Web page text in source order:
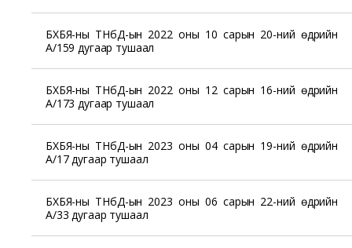
БХБЯ-ны ТНбД-ын 2022 оны 10 сарын 20-ний өдрийн
А/159 дугаар тушаал
БХБЯ-ны ТНбД-ын 2022 оны 12 сарын 16-ний өдрийн
А/173 дугаар тушаал
БХБЯ-ны ТНбД-ын 2023 оны 04 сарын 19-ний өдрийн
А/17 дугаар тушаал
БХБЯ-ны ТНбД-ын 2023 оны 06 сарын 22-ний өдрийн
А/33 дугаар тушаал